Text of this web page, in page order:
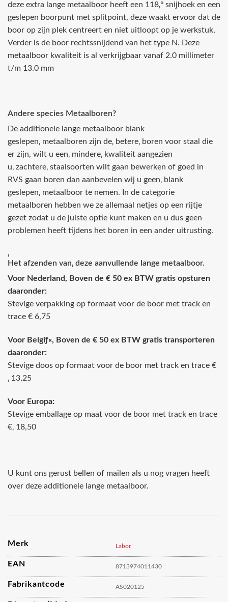
deze extra lange metaalboor heeft een 118‚º snijhoek en een
geslepen boorpunt met splitpoint, deze waakt ervoor dat de
boor op zijn plek centreert en niet uitloopt op je werkstuk,
Verder is de boor rechtssnijdend van het type N. Deze
metaalboor kwaliteit is al verkrijgbaar vanaf 2.0 millimeter
t/m 13.0 mm
Andere species Metaalboren?
De additionele lange metaalboor blank
geslepen‚ metaalboren zijn de‚ betere‚ boren voor staal die
er zijn, wilt u een‚ mindere‚ kwaliteit aangezien
u‚ zachtere‚ staalsoorten wilt gaan bewerken of goed in
RVS gaan boren dan aanbevelen wij u geen‚ blank
geslepen‚ metaalboor te nemen. In de categorie
metaalboren hebben we ze allemaal netjes op een rijtje
gezet zodat u de juiste optie kunt maken en u dus geen
problemen heeft tijdens het boren in een ander uitrusting.
‚
Het afzenden van‚ deze aanvullende lange metaalboor.
Voor Nederland, Boven de € 50 ex BTW gratis opsturen
daaronder:
Stevige verpakking op formaat voor de boor met track en
trace € 6,75
Voor Belgiƒ«, Boven de € 50 ex BTW gratis transporteren
daaronder:
Stevige doos op formaat voor de boor met track en trace €
‚ 13,25
Voor Europa:
Stevige emballage op maat voor de boor met track en trace
€‚ 18,50
U kunt ons gerust bellen of mailen als u nog vragen heeft
over deze additionele lange metaalboor.
Merk Labor
EAN 8713974011430
Fabrikantcode AS020125